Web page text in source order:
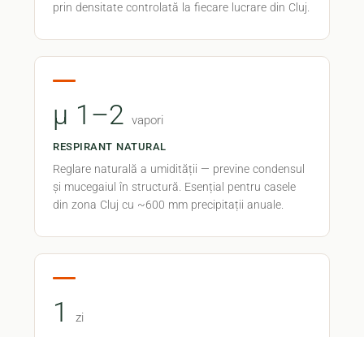
prin densitate controlată la fiecare lucrare din Cluj.
μ 1–2 vapori
RESPIRANT NATURAL
Reglare naturală a umidității — previne condensul
și mucegaiul în structură. Esențial pentru casele
din zona Cluj cu ~600 mm precipitații anuale.
1 zi